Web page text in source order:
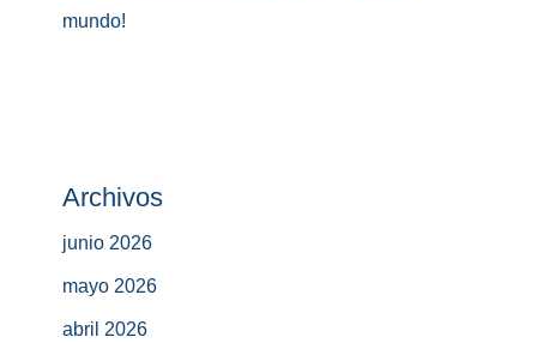
mundo!
Archivos
junio 2026
mayo 2026
abril 2026